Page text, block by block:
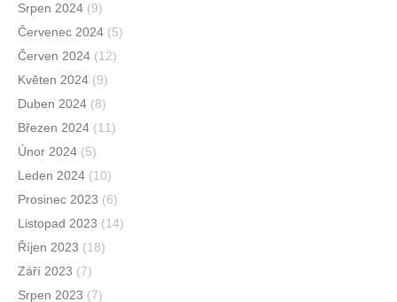
Srpen 2024 (9)
Červenec 2024 (5)
Červen 2024 (12)
Květen 2024 (9)
Duben 2024 (8)
Březen 2024 (11)
Únor 2024 (5)
Leden 2024 (10)
Prosinec 2023 (6)
Listopad 2023 (14)
Říjen 2023 (18)
Září 2023 (7)
Srpen 2023 (7)